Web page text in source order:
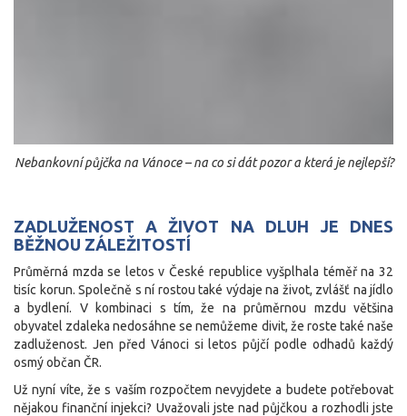
Nebankovní půjčka na Vánoce – na co si dát pozor a která je nejlepší?
ZADLUŽENOST A ŽIVOT NA DLUH JE DNES
BĚŽNOU ZÁLEŽITOSTÍ
Průměrná mzda se letos v České republice vyšplhala téměř na 32
tisíc korun. Společně s ní rostou také výdaje na život, zvlášť na jídlo
a bydlení. V kombinaci s tím, že na průměrnou mzdu většina
obyvatel zdaleka nedosáhne se nemůžeme divit, že roste také naše
zadluženost. Jen před Vánoci si letos půjčí podle odhadů každý
osmý občan ČR.
Už nyní víte, že s vaším rozpočtem nevyjdete a budete potřebovat
nějakou finanční injekci? Uvažovali jste nad půjčkou a rozhodli jste